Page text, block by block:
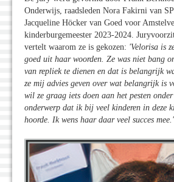
Onderwijs, raadsleden Nora Fakirni van
Jacqueline Höcker van Goed voor
kinderburgemeester 2023-2024.
vertelt waarom ze is gekozen: 'Velorisa is
goed uit haar woorden. Ze was niet bang
van repliek te dienen en dat is belangrijk
ze mij advies geven over wat belangrijk is
wil ze graag iets doen aan het pesten
onderwerp dat ik bij veel kinderen in deze
hoorde. Ik wens haar daar veel succes mee.'